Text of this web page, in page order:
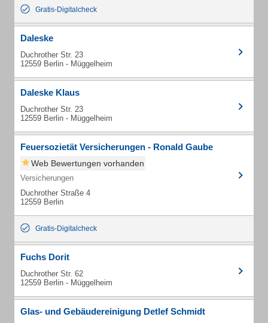
Gratis-Digitalcheck
Daleske
Duchrother Str. 23
12559 Berlin - Müggelheim
Daleske Klaus
Duchrother Str. 23
12559 Berlin - Müggelheim
Feuersozietät Versicherungen - Ronald Gaube
Web Bewertungen vorhanden
Versicherungen
Duchrother Straße 4
12559 Berlin
Gratis-Digitalcheck
Fuchs Dorit
Duchrother Str. 62
12559 Berlin - Müggelheim
Glas- und Gebäudereinigung Detlef Schmidt